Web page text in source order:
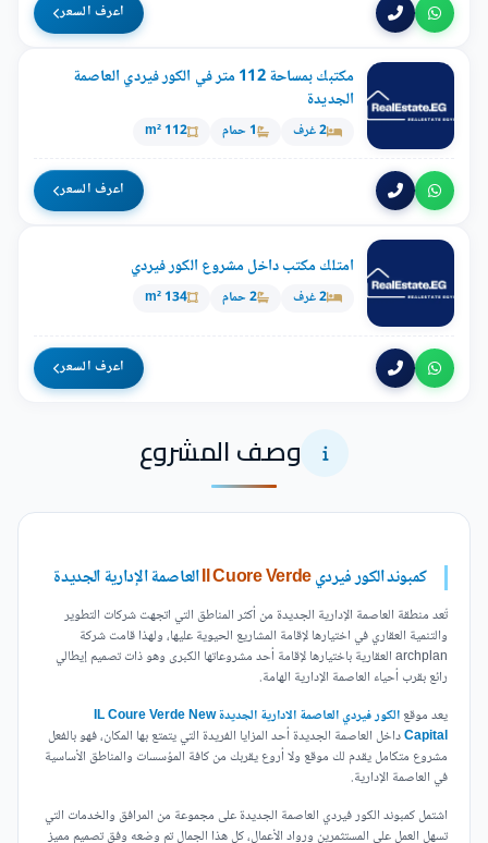
اعرف السعر
مكتبك بمساحة 112 متر في الكور فيردي العاصمة
الجديدة
2 غرف 1 حمام 112 m²
اعرف السعر
امتلك مكتب داخل مشروع الكور فيردي
2 غرف 2 حمام 134 m²
اعرف السعر
وصف المشروع
كمبوندالكور فيرديIl Cuore Verdeالعاصمة الإدارية الجديدة
تُعد منطقة العاصمة الإدارية الجديدة من أكثر المناطق التي اتجهت شركات التطوير
والتنمية العقاري في اختيارها لإقامة المشاريع الحيوية عليها، ولهذا قامت شركة
archplan العقارية باختيارها لإقامة أحد مشروعاتها الكبرى وهو ذات تصميم إيطالي
رائع بقرب أحياء العاصمة الإدارية الهامة.
يعد موقع
الكور فيردي العاصمة الادارية الجديدة IL Coure Verde New
Capitalداخل العاصمة الجديدة أحد المزايا الفريدة التي يتمتع بها المكان، فهو بالفعل
مشروع متكامل يقدم لك موقع ولا أروع يقربك من كافة المؤسسات والمناطق الأساسية
في العاصمة الإدارية.
اشتمل كمبوند الكور فيردي العاصمة الجديدة على مجموعة من المرافق والخدمات التي
تسهل العمل على المستثمرين ورواد الأعمال، كل هذا الجمال تم وضعه وفق تصميم مميز